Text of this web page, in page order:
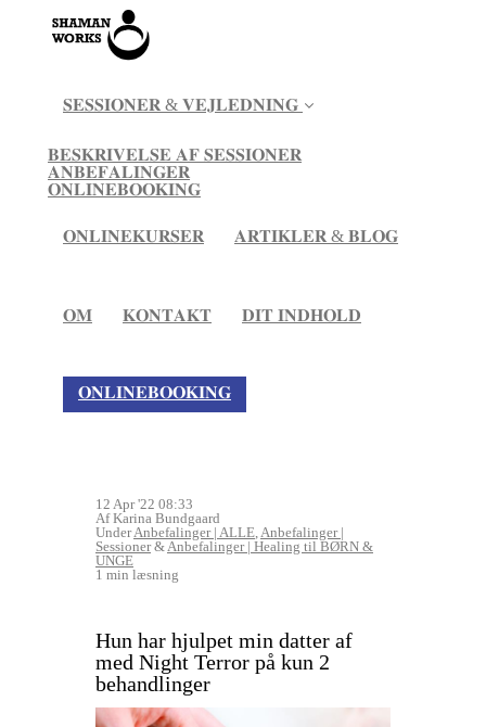
𝐒𝐄𝐒𝐒𝐈𝐎𝐍𝐄𝐑 & 𝐕𝐄𝐉𝐋𝐄𝐃𝐍𝐈𝐍𝐆
𝐁𝐄𝐒𝐊𝐑𝐈𝐕𝐄𝐋𝐒𝐄 𝐀𝐅 𝐒𝐄𝐒𝐒𝐈𝐎𝐍𝐄𝐑
𝐀𝐍𝐁𝐄𝐅𝐀𝐋𝐈𝐍𝐆𝐄𝐑
𝐎𝐍𝐋𝐈𝐍𝐄𝐁𝐎𝐎𝐊𝐈𝐍𝐆
𝐎𝐍𝐋𝐈𝐍𝐄𝐊𝐔𝐑𝐒𝐄𝐑 𝐀𝐑𝐓𝐈𝐊𝐋𝐄𝐑 & 𝐁𝐋𝐎𝐆
𝐎𝐌 𝐊𝐎𝐍𝐓𝐀𝐊𝐓 𝐃𝐈𝐓 𝐈𝐍𝐃𝐇𝐎𝐋𝐃
𝐎𝐍𝐋𝐈𝐍𝐄𝐁𝐎𝐎𝐊𝐈𝐍𝐆
12 Apr '22 08:33
Af Karina Bundgaard
UnderAnbefalinger | ALLE Anbefalinger |
Sessioner& Anbefalinger | Healing til BØRN &
UNGE
1 min læsning
Hun har hjulpet min datter af
med Night Terror på kun 2
behandlinger